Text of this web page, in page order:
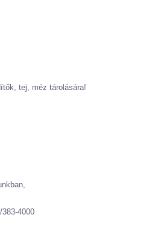
tej, méz tárolására!
4000